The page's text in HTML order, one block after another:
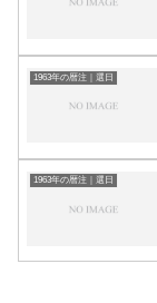
1963年の暦注｜選日
1963年の暦注｜選日